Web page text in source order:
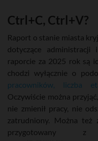
Ctrl+C, Ctrl+V?
Raport o stanie miasta
dotyczące administracji
raporcie za 2025 rok są
chodzi wyłącznie o
pracowników, liczba
Oczywiście można
nie zmienił pracy, nie
zatrudniony. Można też
przygotowany z